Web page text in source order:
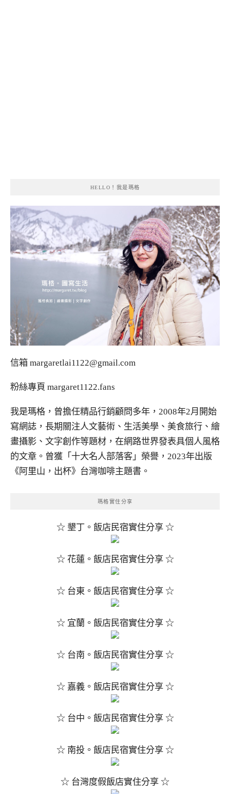
HELLO！我是瑪格
信箱 margaretlai1122@gmail.com
粉絲專頁 margaret1122.fans
我是瑪格，曾擔任精品行銷顧問多年，2008年2月開始
寫網誌，長期關注人文藝術、生活美學、美食旅行、繪
畫攝影、文字創作等題材，在網路世界發表具個人風格
的文章。曾獲「十大名人部落客」榮譽，2023年出版
《阿里山，出杯》台灣咖啡主題書。
瑪格實住分享
☆ 墾丁。飯店民宿實住分享 ☆
☆ 花蓮。飯店民宿實住分享 ☆
☆ 台東。飯店民宿實住分享 ☆
☆ 宜蘭。飯店民宿實住分享 ☆
☆ 台南。飯店民宿實住分享 ☆
☆ 嘉義。飯店民宿實住分享 ☆
☆ 台中。飯店民宿實住分享 ☆
☆ 南投。飯店民宿實住分享 ☆
☆ 台灣度假飯店實住分享 ☆